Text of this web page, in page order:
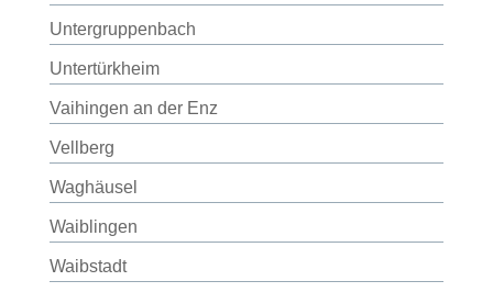
Untergruppenbach
Untertürkheim
Vaihingen an der Enz
Vellberg
Waghäusel
Waiblingen
Waibstadt